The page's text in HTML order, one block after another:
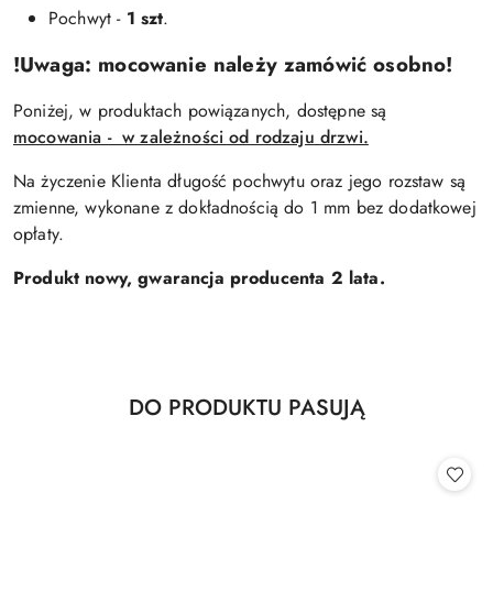
Pochwyt - 1 szt.
!Uwaga: mocowanie należy zamówić osobno!
Poniżej, w produktach powiązanych, dostępne są
mocowania - w zależności od rodzaju drzwi.
Na życzenie Klienta długość pochwytu oraz jego rozstaw są
zmienne, wykonane z dokładnością do 1 mm bez dodatkowej
opłaty.
Produkt nowy, gwarancja producenta 2 lata.
Pomiń karuzelę produktów
Produkty
DO PRODUKTU PASUJĄ